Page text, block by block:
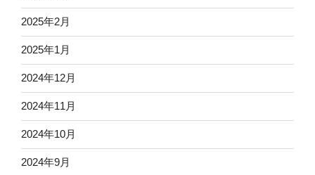
2025年2月
2025年1月
2024年12月
2024年11月
2024年10月
2024年9月